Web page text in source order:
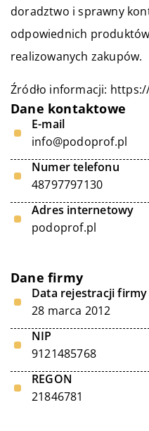
doradztwo i sprawny
odpowiednich
realizowanych zakupów.
Źródło informacji:
Dane kontaktowe
E-mail
info@podoprof.pl
Numer telefonu
48797797130
Adres internetowy
podoprof.pl
Dane firmy
Data rejestracji firmy
28 marca 2012
NIP
9121485768
REGON
21846781